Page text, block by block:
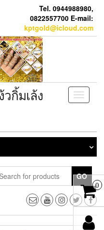
Tel. 0944988980,
0822557700 E-mail:
kptgold@icloud.com
Toggle
กิ้มเล้ง
GO
0